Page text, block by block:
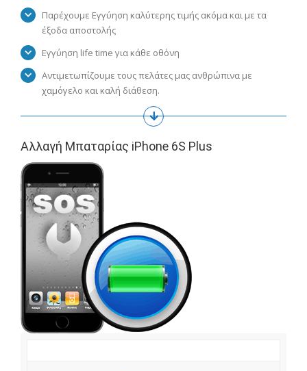
Παρέχουμε Εγγύηση καλύτερης τιμής ακόμα και με τα
έξοδα αποστολής
Εγγύηση life time για κάθε οθόνη
Αντιμετωπίζουμε τους πελάτες μας ανθρώπινα με
χαμόγελο και καλή διάθεση.
Αλλαγή Μπαταρίας iPhone 6S Plus